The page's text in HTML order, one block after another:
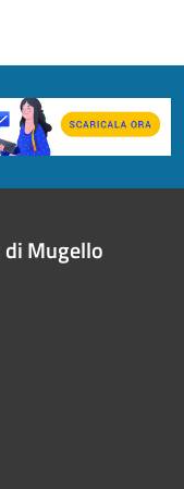
di Mugello